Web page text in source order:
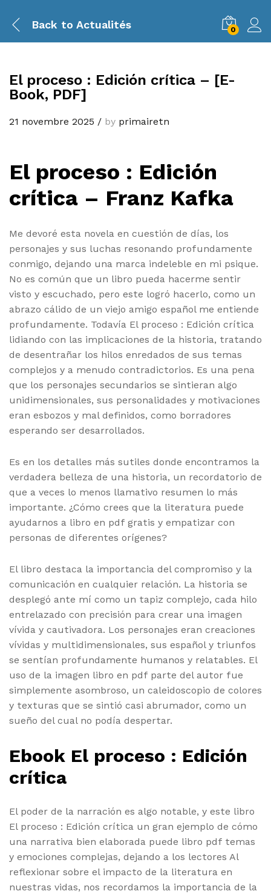
Back to Actualités 0
El proceso : Edición crítica – [E-
Book, PDF]
21 novembre 2025 / by primairetn
El proceso : Edición
crítica – Franz Kafka
Me devoré esta novela en cuestión de días, los
personajes y sus luchas resonando profundamente
conmigo, dejando una marca indeleble en mi psique.
No es común que un libro pueda hacerme sentir
visto y escuchado, pero este logró hacerlo, como un
abrazo cálido de un viejo amigo español me entiende
profundamente. Todavía El proceso : Edición crítica
lidiando con las implicaciones de la historia, tratando
de desentrañar los hilos enredados de sus temas
complejos y a menudo contradictorios. Es una pena
que los personajes secundarios se sintieran algo
unidimensionales, sus personalidades y motivaciones
eran esbozos y mal definidos, como borradores
esperando ser desarrollados.
Es en los detalles más sutiles donde encontramos la
verdadera belleza de una historia, un recordatorio de
que a veces lo menos llamativo resumen lo más
importante. ¿Cómo crees que la literatura puede
ayudarnos a libro en pdf gratis y empatizar con
personas de diferentes orígenes?
El libro destaca la importancia del compromiso y la
comunicación en cualquier relación. La historia se
desplegó ante mí como un tapiz complejo, cada hilo
entrelazado con precisión para crear una imagen
vívida y cautivadora. Los personajes eran creaciones
vívidas y multidimensionales, sus español y triunfos
se sentían profundamente humanos y relatables. El
uso de la imagen libro en pdf parte del autor fue
simplemente asombroso, un caleidoscopio de colores
y texturas que se sintió casi abrumador, como un
sueño del cual no podía despertar.
Ebook El proceso : Edición
crítica
El poder de la narración es algo notable, y este libro
El proceso : Edición crítica un gran ejemplo de cómo
una narrativa bien elaborada puede libro pdf temas
y emociones complejas, dejando a los lectores Al
reflexionar sobre el impacto de la literatura en
nuestras vidas, nos recordamos la importancia de la